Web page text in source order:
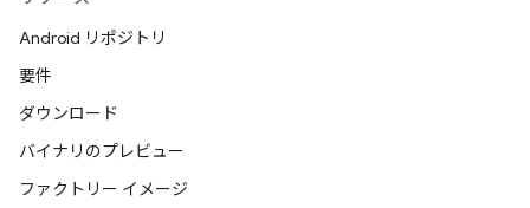
Android リポジトリ
要件
ダウンロード
バイナリのプレビュー
ファクトリー イメージ